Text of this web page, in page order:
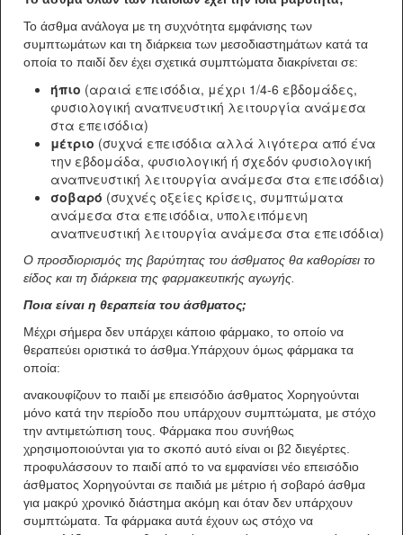
Το άσθμα ανάλογα με τη συχνότητα εμφάνισης των
συμπτωμάτων και τη διάρκεια των μεσοδιαστημάτων κατά τα
οποία το παιδί δεν έχει σχετικά συμπτώματα διακρίνεται σε:
ήπιο (αραιά επεισόδια, μέχρι 1/4-6 εβδομάδες,
φυσιολογική αναπνευστική λειτουργία ανάμεσα
στα επεισόδια)
μέτριο (συχνά επεισόδια αλλά λιγότερα από ένα
την εβδομάδα, φυσιολογική ή σχεδόν φυσιολογική
αναπνευστική λειτουργία ανάμεσα στα επεισόδια)
σοβαρό (συχνές οξείες κρίσεις, συμπτώματα
ανάμεσα στα επεισόδια, υπολειπόμενη
αναπνευστική λειτουργία ανάμεσα στα επεισόδια)
Ο προσδιορισμός της βαρύτητας του άσθματος θα καθορίσει το
είδος και τη διάρκεια της φαρμακευτικής αγωγής.
Ποια είναι η θεραπεία του άσθματος;
Μέχρι σήμερα δεν υπάρχει κάποιο φάρμακο, το οποίο να
θεραπεύει οριστικά το άσθμα.Υπάρχουν όμως φάρμακα τα
οποία:
ανακουφίζουν το παιδί με επεισόδιο άσθματος Χορηγούνται
μόνο κατά την περίοδο που υπάρχουν συμπτώματα, με στόχο
την αντιμετώπιση τους. Φάρμακα που συνήθως
χρησιμοποιούνται για το σκοπό αυτό είναι οι β2 διεγέρτες.
προφυλάσσουν το παιδί από το να εμφανίσει νέο επεισόδιο
άσθματος Χορηγούνται σε παιδιά με μέτριο ή σοβαρό άσθμα
για μακρύ χρονικό διάστημα ακόμη και όταν δεν υπάρχουν
συμπτώματα. Τα φάρμακα αυτά έχουν ως στόχο να